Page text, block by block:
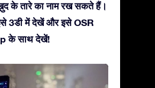
के तारे का नाम रख सकते हैं।
3डी में देखें और इसे OSR
के साथ देखें!